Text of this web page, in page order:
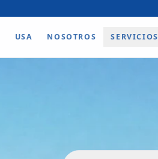
USA NOSOTROS SERVICIOS